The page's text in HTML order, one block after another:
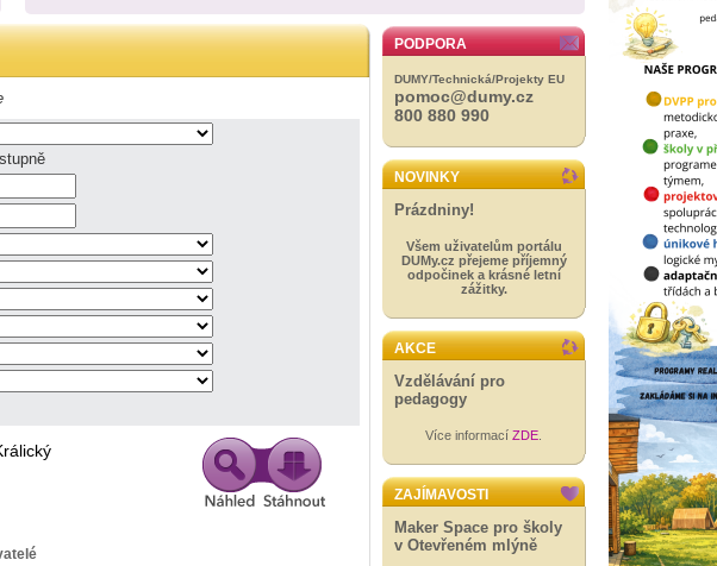
PODPORA
DUMY/Technická/Projekty EU
pomoc@dumy.cz
800 880 990
NOVINKY
Prázdniny!
Všem uživatelům portálu
DUMy.cz přejeme příjemný
odpočinek a krásné letní
zážitky.
AKCE
Vzdělávání pro
pedagogy
Více informací ZDE
ZAJÍMAVOSTI
Maker Space pro školy
v Otevřeném mlýně